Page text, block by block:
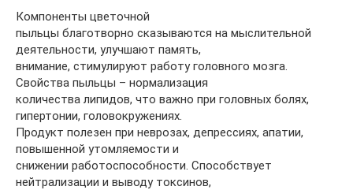
Компоненты цветочной
пыльцы благотворно сказываются на мыслительной
деятельности, улучшают память,
внимание, стимулируют работу головного мозга.
Свойства пыльцы – нормализация
количества липидов, что важно при головных болях,
гипертонии, головокружениях.
Продукт полезен при неврозах, депрессиях, апатии,
повышенной утомляемости и
снижении работоспособности. Способствует
нейтрализации и выводу токсинов,